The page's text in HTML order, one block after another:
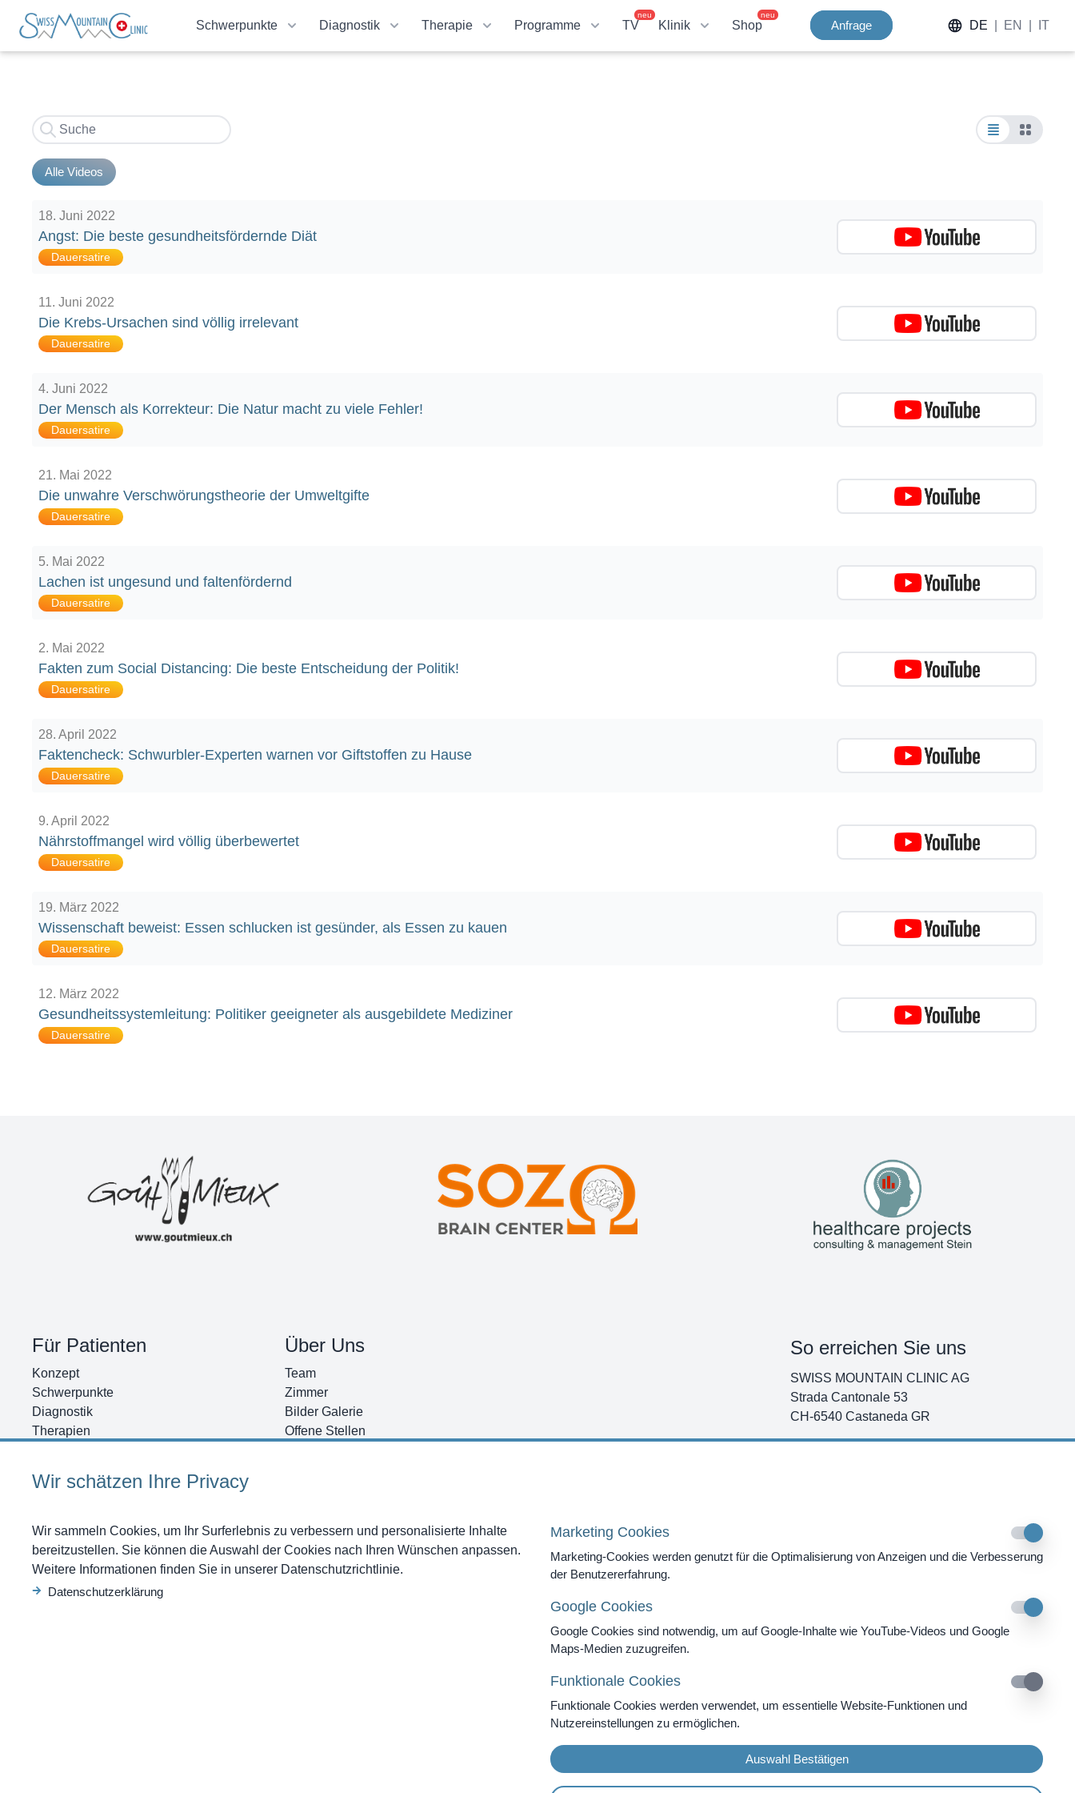
Wir schätzen Ihre Privacy
Wir sammeln Cookies, um Ihr Surferlebnis zu verbessern und personalisierte Inhalte
bereitzustellen. Sie können die Auswahl der Cookies nach Ihren Wünschen anpassen.
Weitere Informationen finden Sie in unserer Datenschutzrichtlinie.
Datenschutzerklärung
Marketing Cookies
Marketing-Cookies werden genutzt für die Optimalisierung von Anzeigen und die Verbesserung
der Benutzererfahrung.
Google Cookies
Google Cookies sind notwendig, um auf Google-Inhalte wie YouTube-Videos und Google
Maps-Medien zuzugreifen.
Funktionale Cookies
Funktionale Cookies werden verwendet, um essentielle Website-Funktionen und
Nutzereinstellungen zu ermöglichen.
Auswahl Bestätigen
Schwerpunkte Diagnostik Therapie Programme TV
neu
Klinik Shop
neu
Anfrage DE EN IT
Alle Videos
18. Juni 2022
Angst: Die beste gesundheitsfördernde Diät
Dauersatire
11. Juni 2022
Die Krebs-Ursachen sind völlig irrelevant
Dauersatire
4. Juni 2022
Der Mensch als Korrekteur: Die Natur macht zu viele Fehler!
Dauersatire
21. Mai 2022
Die unwahre Verschwörungstheorie der Umweltgifte
Dauersatire
5. Mai 2022
Lachen ist ungesund und faltenfördernd
Dauersatire
2. Mai 2022
Fakten zum Social Distancing: Die beste Entscheidung der Politik!
Dauersatire
28. April 2022
Faktencheck: Schwurbler-Experten warnen vor Giftstoffen zu Hause
Dauersatire
9. April 2022
Nährstoffmangel wird völlig überbewertet
Dauersatire
19. März 2022
Wissenschaft beweist: Essen schlucken ist gesünder, als Essen zu kauen
Dauersatire
12. März 2022
Gesundheitssystemleitung: Politiker geeigneter als ausgebildete Mediziner
Dauersatire
Für Patienten
Konzept
Schwerpunkte
Diagnostik
Therapien
News
Über Uns
Team
Zimmer
Bilder Galerie
Offene Stellen
So erreichen Sie uns
SWISS MOUNTAIN CLINIC AG
Strada Cantonale 53
CH-6540 Castaneda GR
EN | IT